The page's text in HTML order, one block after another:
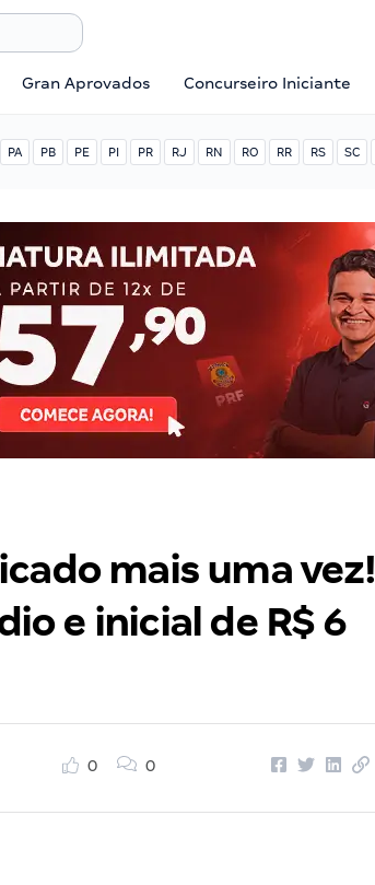
Gran Aprovados Concurseiro Iniciante
PA PB PE PI PR RJ RN RO RR RS SC
mais uma vez!
e inicial de R$ 6
0 0